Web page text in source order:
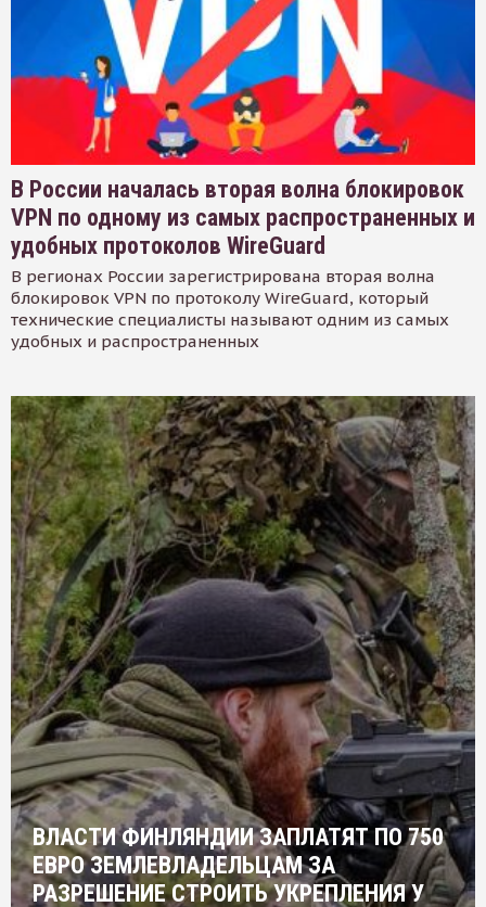
В России началась вторая волна блокировок
VPN по одному из самых распространенных и
удобных протоколов WireGuard
В регионах России зарегистрирована вторая волна
блокировок VPN по протоколу WireGuard, который
технические специалисты называют одним из самых
удобных и распространенных
ВЛАСТИ ФИНЛЯНДИИ ЗАПЛАТЯТ ПО 750
ЕВРО ЗЕМЛЕВЛАДЕЛЬЦАМ ЗА
РАЗРЕШЕНИЕ СТРОИТЬ УКРЕПЛЕНИЯ У